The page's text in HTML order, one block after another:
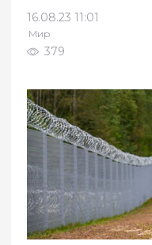
16.08.23 11:01
Мир
379